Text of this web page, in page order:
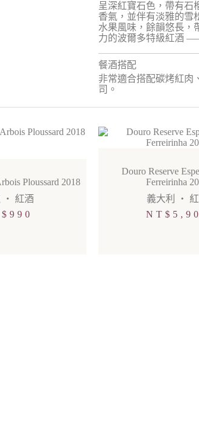
呈深紅寶石色，帶有石
香氣，並伴有淡雅的雪
水果風味，餘韻悠長，
力的波爾多特級紅酒
餐酒搭配
非常適合搭配碳烤紅肉
司。
Ploussard 2018
・ 紅酒
990
Douro Reserve
Ferreirinha
義大利
・
NT$